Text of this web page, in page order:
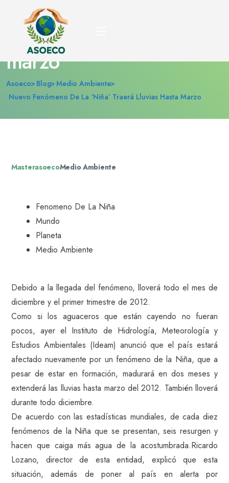
Nuevo fenómeno de la
‘Niña’ traerá lluvias hasta
marzo
Asoeco Blog Medio Ambiente
Nuevo Fenómeno De La ‘Niña’ Traerá Lluvias Hasta Marzo
MasterasoecoMedio Ambiente
Fenomeno De La Niña
Mundo
Planeta
Medio Ambiente
Debido a la llegada del fenómeno, lloverá todo el mes de
diciembre y el primer trimestre de 2012.
Como si los aguaceros que están cayendo no fueran
pocos, ayer el Instituto de Hidrología, Meteorología y
Estudios Ambientales (Ideam) anunció que el país estará
afectado nuevamente por un fenómeno de la Niña, que a
pesar de estar en formación, madurará en dos meses y
extenderá las lluvias hasta marzo del 2012. También lloverá
durante todo diciembre.
De acuerdo con las estadísticas mundiales, de cada diez
fenómenos de la Niña que se presentan, seis resurgen y
hacen que caiga más agua de la acostumbrada.Ricardo
Lozano, director de esta entidad, explicó que esta
situación, además de poner al país en alerta por